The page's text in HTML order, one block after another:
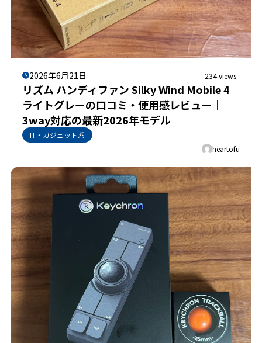
2026年6月21日 234 views
リズム ハンディファン Silky Wind Mobile 4
ライトグレーの口コミ・使用感レビュー｜
3way対応の最新2026年モデル
IT・ガジェット系
heartofu